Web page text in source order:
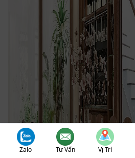
Zalo Tư Vấn Vị Trí